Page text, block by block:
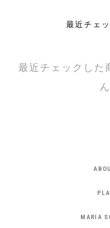
最近チェ
最近チェックした
MARIA